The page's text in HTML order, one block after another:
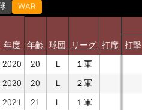
WAR
年度 年齢 球団 リーグ 打席 打撃
2020
20 L
１軍
2020
20 L
２軍
2021
21 L
１軍